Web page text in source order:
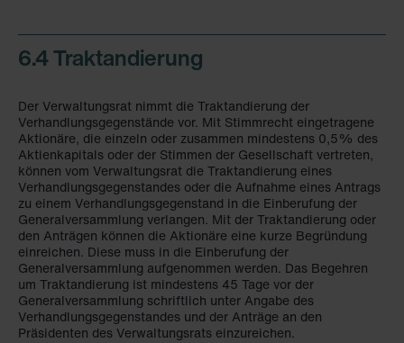
Zehnder Group Czech Republic s.r.o.: Zásady ochrany
osobních údajů
Zehnder Group Italia S.r.l.: Privacy
Zehnder Group İç Mekan İklimlendirme Sanayi ve Ticaret
Limitet Şirketi: Web Sitesi Çerezleri
Zehnder Group Nederland bv: Privacyverklaringen
Zehnder Group Sales International: Privacy Policy
Zehnder Group Schweiz AG: Datenschutz
Zehnder Polska Sp. z o.o.: Oświadczenie o ochronie
danych Zehnder
Zehnder Group UK Limited: Privacy Policy
6.4 Traktandierung
Der Verwaltungsrat nimmt die Traktandierung der
Verhandlungsgegenstände vor. Mit Stimmrecht eingetragene
Aktionäre, die einzeln oder zusammen mindestens 0,5% des
Aktienkapitals oder der Stimmen der Gesellschaft vertreten,
können vom Verwaltungsrat die Traktandierung eines
Verhandlungsgegenstandes oder die Aufnahme eines Antrags
zu einem Verhandlungsgegenstand in die Einberufung der
Generalversammlung verlangen. Mit der Traktandierung oder
den Anträgen können die Aktionäre eine kurze Begründung
einreichen. Diese muss in die Einberufung der
Generalversammlung aufgenommen werden. Das Begehren
um Traktandierung ist mindestens 45 Tage vor der
Generalversammlung schriftlich unter Angabe des
Verhandlungsgegenstandes und der Anträge an den
Präsidenten des Verwaltungsrats einzureichen.